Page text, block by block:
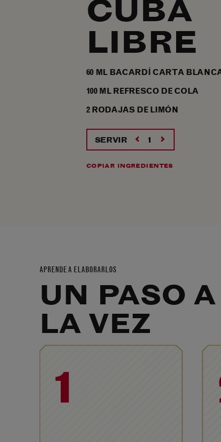
CUBA
LIBRE
60 ML BACARDÍ CARTA
100MLREFRESCO DE COLA
2RODAJAS DE LIMÓN
SERVIR
COPIAR INGREDIENTES
APRENDE A ELABORARLOS
UN PASO A
LA VEZ
1